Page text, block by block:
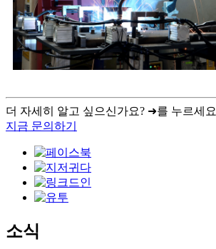
더 자세히 알고 싶으신가요? ➜를 누르세요
지금 문의하기
소식